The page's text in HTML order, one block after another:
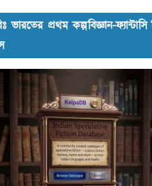
ভারতের প্রথম কল্পবিজ্ঞান-